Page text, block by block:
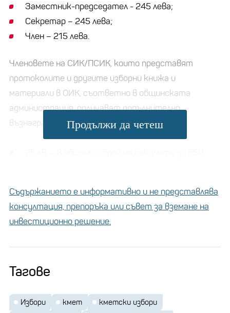
Заместник-председател - 245 лева;
Секретар – 245 лева;
Член – 215 левa.
Членовете на СИК/ПСИК, които представят
протоколите и другите изборни книжа и
материали в ОИК, съответно в общинската
администрация, получават допълнително
възнаграждение, както следва:
50 лв. – в Столична община.
кметовете на най-
Продължи да четеш
Съдържанието е информативно и не представлява
консултация, препоръка или съвет за вземане на
инвестиционно решение.
Тагове
Избори кмет кметски избори